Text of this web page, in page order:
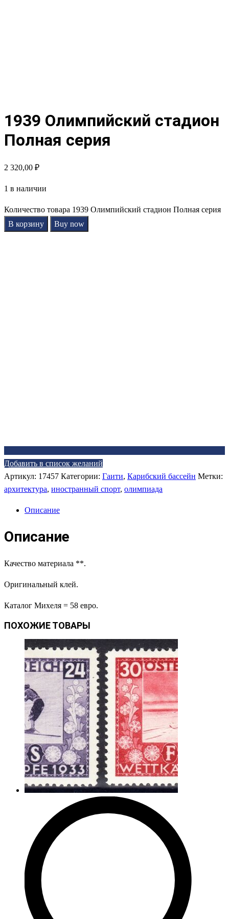
1939 Олимпийский стадион
Полная серия
2 320,00 ₽
1 в наличии
Количество товара 1939 Олимпийский стадион Полная серия
В корзину
Buy now
Добавить в список желаний
Артикул: 17457 Категории: Гаити, Карибский бассейн Метки:
архитектура, иностранный спорт, олимпиада
Описание
Описание
Качество материала **.
Оригинальный клей.
Каталог Михеля = 58 евро.
ПОХОЖИЕ ТОВАРЫ